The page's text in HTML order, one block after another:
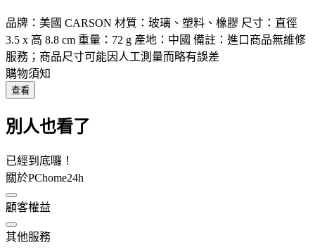
品牌：美國 CARSON 材質：玻璃、塑料、橡膠 尺寸：直徑
3.5 x 高 8.8 cm 重量：72 g 產地：中國 備註：進口商品無維修
服務；商品尺寸可能因人工測量而略有誤差
購物須知
查看
別人也看了
已經到底囉！
關於PChome24h
顧客權益
其他服務